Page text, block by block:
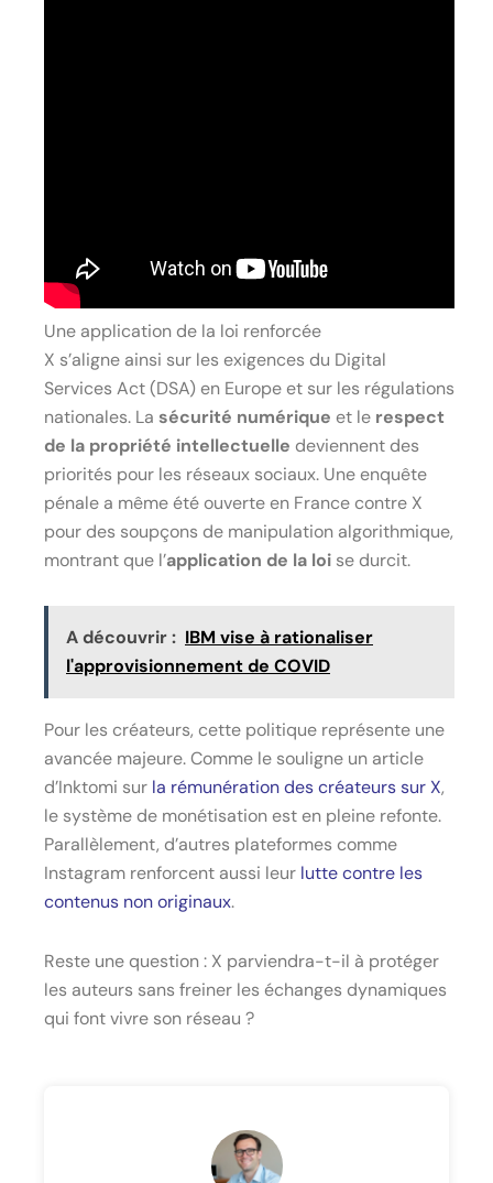
Une application de la loi renforcée
X s’aligne ainsi sur les exigences du Digital
Services Act (DSA) en Europe et sur les régulations
nationales. La sécurité numérique et le respect
de la propriété intellectuelle deviennent des
priorités pour les réseaux sociaux. Une enquête
pénale a même été ouverte en France contre X
pour des soupçons de manipulation algorithmique,
montrant que l’application de la loi se durcit.
A découvrir : IBM vise à rationaliser
l'approvisionnement de COVID
Pour les créateurs, cette politique représente une
avancée majeure. Comme le souligne un article
d’Inktomi sur la rémunération des créateurs sur X,
le système de monétisation est en pleine refonte.
Parallèlement, d’autres plateformes comme
Instagram renforcent aussi leur lutte contre les
contenus non originaux.
Reste une question : X parviendra-t-il à protéger
les auteurs sans freiner les échanges dynamiques
qui font vivre son réseau ?